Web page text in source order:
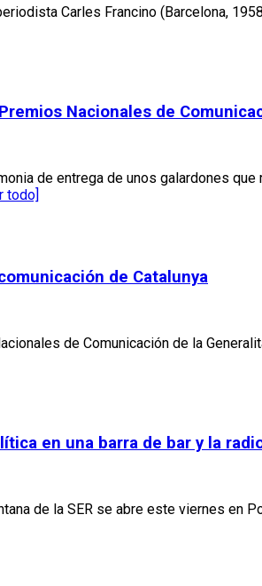
Carles Francino (Barcelona,
Nacionales de
de entrega de unos galardones
todo]
de Catalunya
de Comunicación de la
en una barra de bar y la
de la SER se abre este viernes en